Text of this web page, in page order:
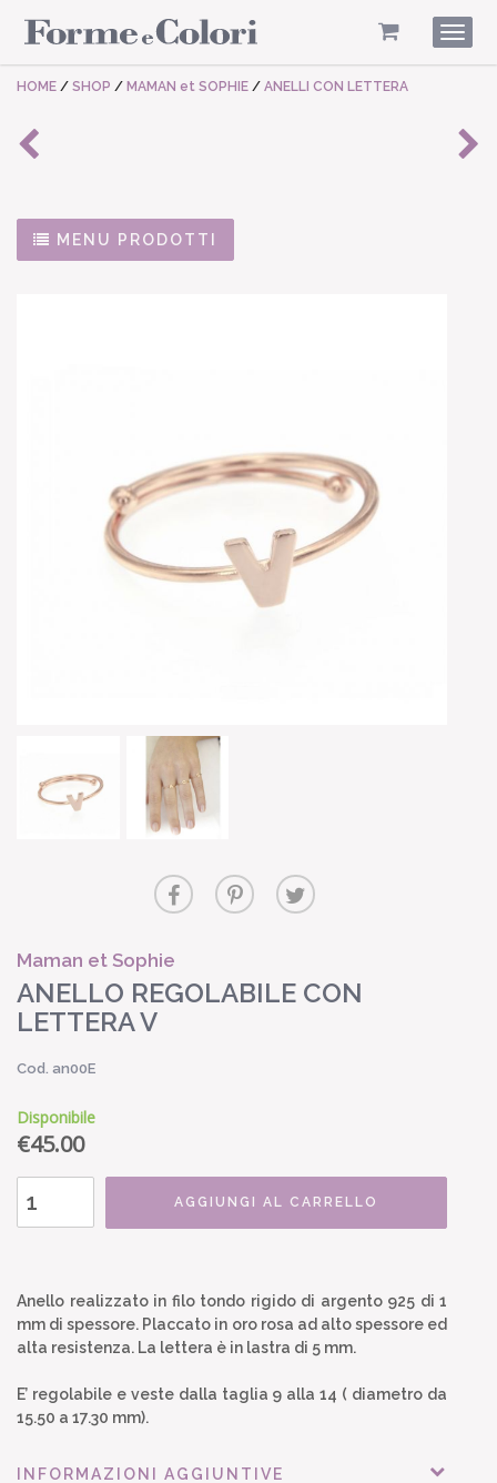
HOME / SHOP / MAMAN et SOPHIE / ANELLI CON LETTERA
MENU PRODOTTI
Maman et Sophie
ANELLO REGOLABILE CON
LETTERA V
Cod. an00E
Disponibile
€45.00
AGGIUNGI AL CARRELLO
Anello realizzato in filo tondo rigido di argento 925 di 1
mm di spessore. Placcato in oro rosa ad alto spessore ed
alta resistenza. La lettera è in lastra di 5 mm.
E’ regolabile e veste dalla taglia 9 alla 14 ( diametro da
15.50 a 17.30 mm).
INFORMAZIONI AGGIUNTIVE